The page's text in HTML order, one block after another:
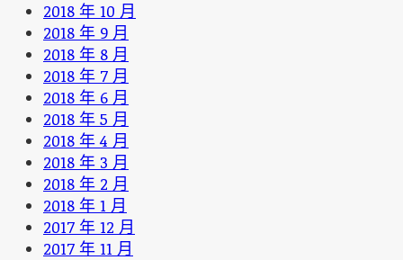
2018 年 10 月
2018 年 9 月
2018 年 8 月
2018 年 7 月
2018 年 6 月
2018 年 5 月
2018 年 4 月
2018 年 3 月
2018 年 2 月
2018 年 1 月
2017 年 12 月
2017 年 11 月